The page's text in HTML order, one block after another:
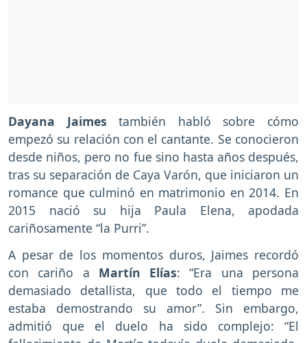
Dayana Jaimes también habló sobre cómo
empezó su relación con el cantante. Se conocieron
desde niños, pero no fue sino hasta años después,
tras su separación de Caya Varón, que iniciaron un
romance que culminó en matrimonio en 2014. En
2015 nació su hija Paula Elena, apodada
cariñosamente “la Purri”.
A pesar de los momentos duros, Jaimes recordó
con cariño a Martín Elías: “Era una persona
demasiado detallista, que todo el tiempo me
estaba demostrando su amor”. Sin embargo,
admitió que el duelo ha sido complejo: “El